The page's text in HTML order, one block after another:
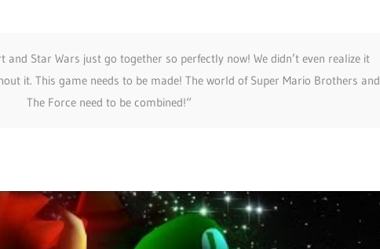
and Star Wars just go together so perfectly now! We didn’t even realize it
it. This game needs to be made! The world of Super Mario Brothers and
The Force need to be combined!“